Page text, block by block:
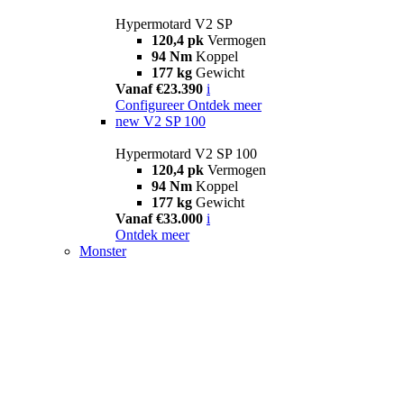
Hypermotard V2 SP
120,4 pk Vermogen
94 Nm Koppel
177 kg Gewicht
Vanaf €23.390 i
Configureer Ontdek meer
new V2 SP 100
Hypermotard V2 SP 100
120,4 pk Vermogen
94 Nm Koppel
177 kg Gewicht
Vanaf €33.000 i
Ontdek meer
Monster